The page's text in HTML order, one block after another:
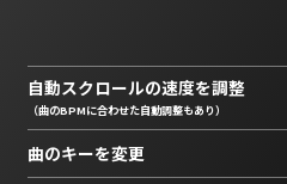
自動スクロールの速度を調整
（曲のBPMに合わせた自動調整もあり）
曲のキーを変更